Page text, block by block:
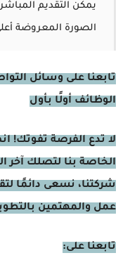
يمكن التقديم المباشر
الصورة المعروضة
تابعنا على وسائل
الوظائف أولًا بأول
لا تدع الفرصة تفوتك!
الخاصة بنا لتصلك آخر
شركتنا، نسعى دائمًا
عمل والمهتمين
تابعنا على: